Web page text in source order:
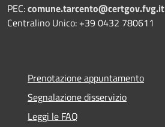
PEC:comune.tarcento@certgov.fvg.it
Centralino Unico: +39 0432 780611
Prenotazione appuntamento
Segnalazione disservizio
Leggi le FAQ